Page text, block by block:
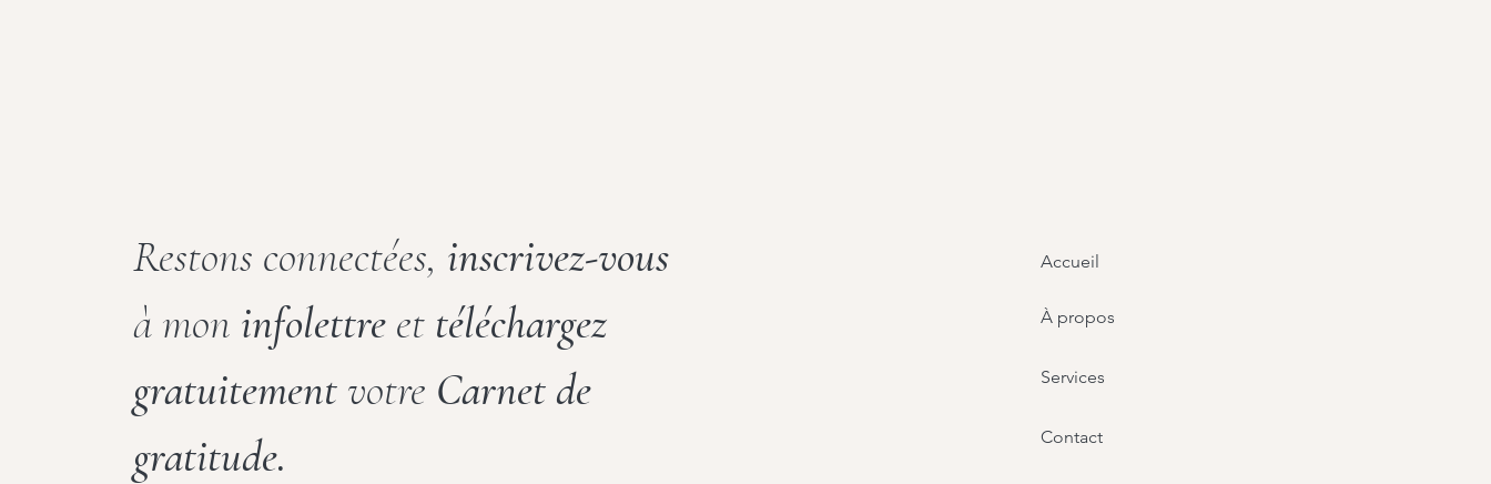
Restons connectées, inscrivez-vous
à mon infolettre et téléchargez
gratuitement votre Carnet de
gratitude.
Accueil
À propos
Services
Contact